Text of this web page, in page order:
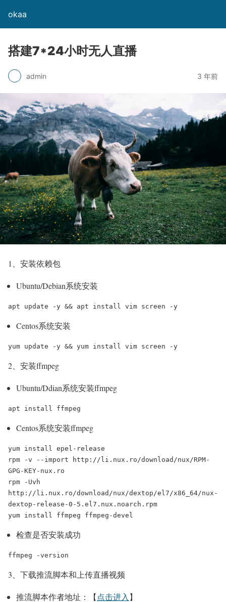
okaa
搭建7*24小时无人直播
admin 3 年前
1、安装依赖包
Ubuntu/Debian系统安装
apt update -y && apt install vim screen -y
Centos系统安装
yum update -y && yum install vim screen -y
2、安装ffmpeg
Ubuntu/Ddian系统安装ffmpeg
apt install ffmpeg
Centos系统安装ffmpeg
yum install epel-release
rpm -v --import http://li.nux.ro/download/nux/RPM-
GPG-KEY-nux.ro
rpm -Uvh
http://li.nux.ro/download/nux/dextop/el7/x86_64/nux-
dextop-release-0-5.el7.nux.noarch.rpm
yum install ffmpeg ffmpeg-devel
检查是否安装成功
ffmpeg -version
3、下载推流脚本和上传直播视频
推流脚本作者地址：【点击进入 】